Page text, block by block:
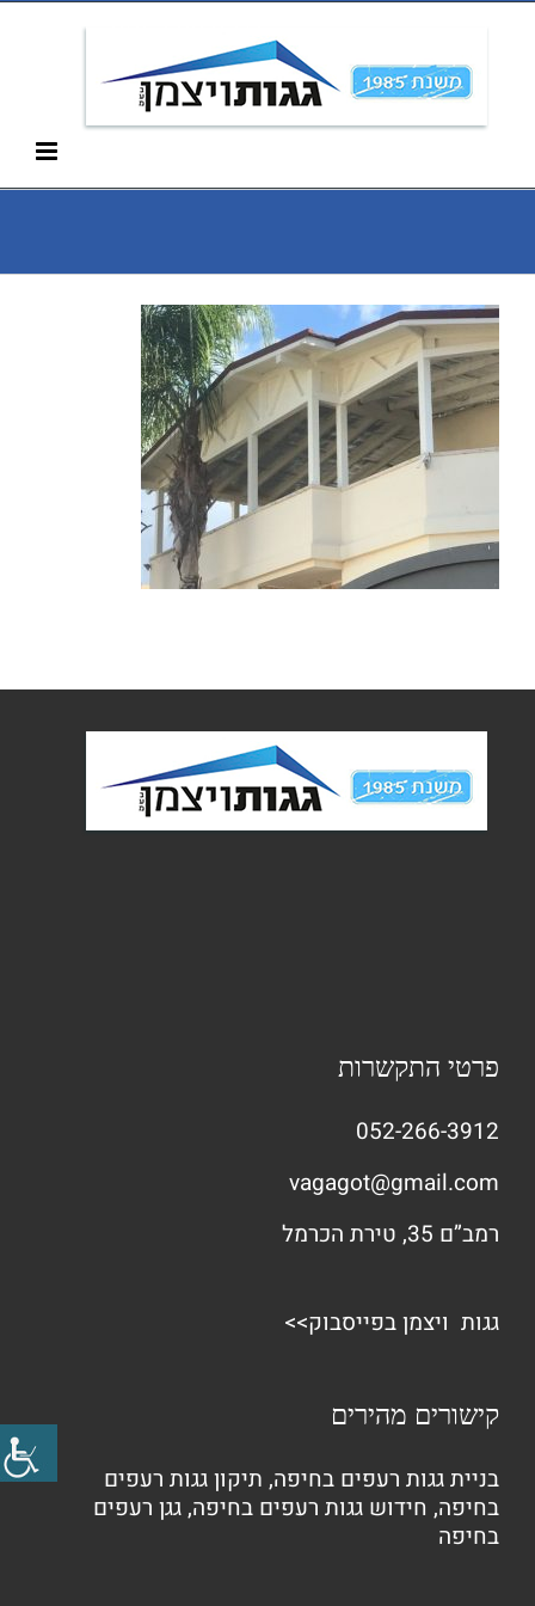
Skip
content
פרטי התקשרות
052-266-3912
vagagot@gmail.com
רמב”ם 35, טירת הכרמל
גגות ויצמן בפייסבוק>>
קישורים מהירים
בניית גגות רעפים בחיפה, תיקון גגות רעפים
בחיפה, חידוש גגות רעפים בחיפה,גגן רעפים
בחיפה